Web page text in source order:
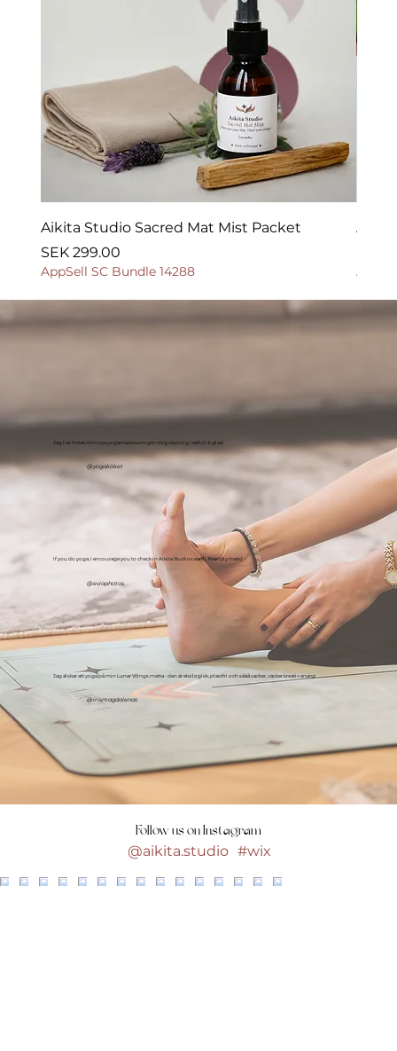
Aikita Studio Sacred Mat Mist Packet
Price
SEK 299.00
AppSell SC Bundle 14288
Jag har hittat min nya yogamatta som gör mig så pirrig, lekfull & glad
@yogaköket
If you do yoga, I encourage you to check in Aikita Studios earth-friendly mats!
@eviaphotos
Jag älskar att yoga på min Lunar Wings matta - den är ekologisk, plastfri och sååå vacker, väcker kreativ energi
@irismagdalenas
Follow us on Instagram
#wix
@aikita.studio